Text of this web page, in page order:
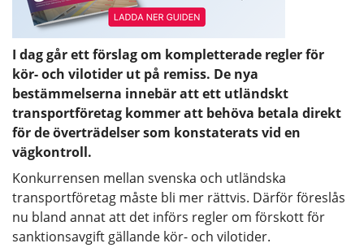
I dag går ett förslag om kompletterade regler för
kör- och vilotider ut på remiss. De nya
bestämmelserna innebär att ett utländskt
transportföretag kommer att behöva betala direkt
för de överträdelser som konstaterats vid en
vägkontroll.
Konkurrensen mellan svenska och utländska
transportföretag måste bli mer rättvis. Därför föreslås
nu bland annat att det införs regler om förskott för
sanktionsavgift gällande kör- och vilotider.